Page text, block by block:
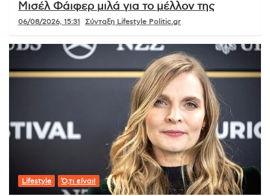
Μισέλ Φάιφερ μιλά για το μέλλον της
06/08/2026, 15:31 Σύνταξη Lifestyle Politic.gr
Lifestyle Ό,τι είναι!